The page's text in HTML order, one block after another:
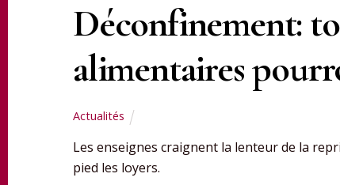
Déconfinement:
alimentaires
Actualités
Les enseignes craignent la lenteur de la
pied les loyers.